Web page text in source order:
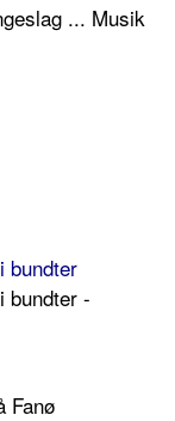
... Musik
bundter
bundter -
Fanø